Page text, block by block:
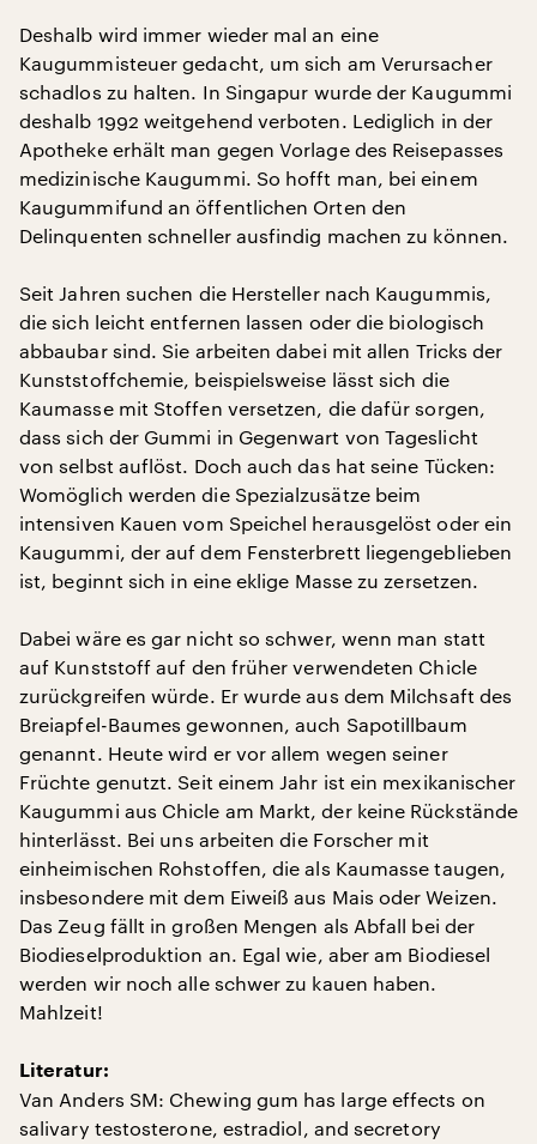
Deshalb wird immer wieder mal an eine
Kaugummisteuer gedacht, um sich am Verursacher
schadlos zu halten. In Singapur wurde der Kaugummi
deshalb 1992 weitgehend verboten. Lediglich in der
Apotheke erhält man gegen Vorlage des Reisepasses
medizinische Kaugummi. So hofft man, bei einem
Kaugummifund an öffentlichen Orten den
Delinquenten schneller ausfindig machen zu können.
Seit Jahren suchen die Hersteller nach Kaugummis,
die sich leicht entfernen lassen oder die biologisch
abbaubar sind. Sie arbeiten dabei mit allen Tricks der
Kunststoffchemie, beispielsweise lässt sich die
Kaumasse mit Stoffen versetzen, die dafür sorgen,
dass sich der Gummi in Gegenwart von Tageslicht
von selbst auflöst. Doch auch das hat seine Tücken:
Womöglich werden die Spezialzusätze beim
intensiven Kauen vom Speichel herausgelöst oder ein
Kaugummi, der auf dem Fensterbrett liegengeblieben
ist, beginnt sich in eine eklige Masse zu zersetzen.
Dabei wäre es gar nicht so schwer, wenn man statt
auf Kunststoff auf den früher verwendeten Chicle
zurückgreifen würde. Er wurde aus dem Milchsaft des
Breiapfel-Baumes gewonnen, auch Sapotillbaum
genannt. Heute wird er vor allem wegen seiner
Früchte genutzt. Seit einem Jahr ist ein mexikanischer
Kaugummi aus Chicle am Markt, der keine Rückstände
hinterlässt. Bei uns arbeiten die Forscher mit
einheimischen Rohstoffen, die als Kaumasse taugen,
insbesondere mit dem Eiweiß aus Mais oder Weizen.
Das Zeug fällt in großen Mengen als Abfall bei der
Biodieselproduktion an. Egal wie, aber am Biodiesel
werden wir noch alle schwer zu kauen haben.
Mahlzeit!
Literatur:
Van Anders SM: Chewing gum has large effects on
salivary testosterone, estradiol, and secretory